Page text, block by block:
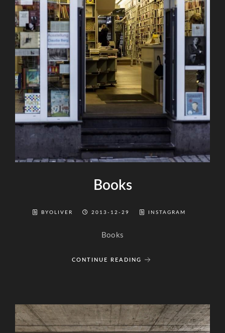
Books
BYOLIVER 2013-12-29 INSTAGRAM
Books
CONTINUE READING